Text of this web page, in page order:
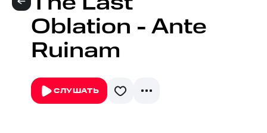
Oblation - Ante
Ruinam
СЛУШАТЬ